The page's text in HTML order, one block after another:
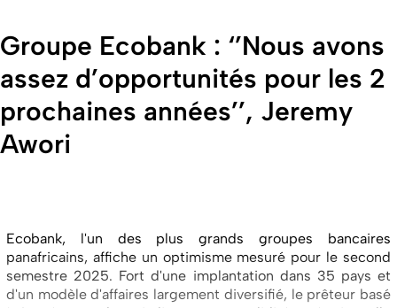
Groupe Ecobank : ‘’Nous avons
assez d’opportunités pour les 2
prochaines années’’, Jeremy
Awori
Ecobank, l'un des plus grands groupes bancaires
panafricains, affiche un optimisme mesuré pour le second
semestre 2025. Fort d'une implantation dans 35 pays et
d'un modèle d'affaires largement diversifié, le prêteur basé